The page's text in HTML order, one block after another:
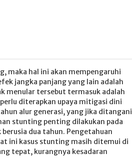
maka hal ini akan mempengaruhi
jangka panjang yang lain adalah
menular tersebut termasuk adalah
diterapkan upaya mitigasi dini
alur generasi, yang jika ditangani
stunting penting dilakukan pada
dua tahun. Pengetahuan
ini kasus stunting masih ditemui di
tepat, kurangnya kesadaran